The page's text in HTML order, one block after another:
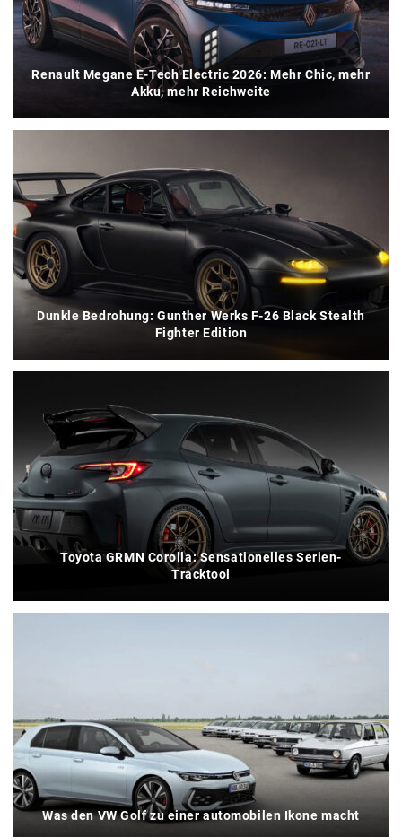
Renault Megane E-Tech Electric 2026: Mehr Chic, mehr
Akku, mehr Reichweite
Dunkle Bedrohung: Gunther Werks F-26 Black Stealth
Fighter Edition
Toyota GRMN Corolla: Sensationelles Serien-
Tracktool
Was den VW Golf zu einer automobilen Ikone macht